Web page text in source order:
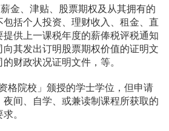
金、津贴、股票期权及从其拥有的
括个人投资、理财收入、租金、直
供上一课税年度的薪俸税评税通知
其发出订明股票期权价值的证明文
财政状况证明文件，等。
格院校」颁授的学士学位，但申请
间、自学、或兼读制课程所获取的
。